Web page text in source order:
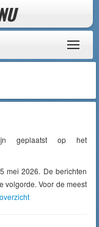
geplaatst op het
mei 2026. De berichten
volgorde. Voor de meest